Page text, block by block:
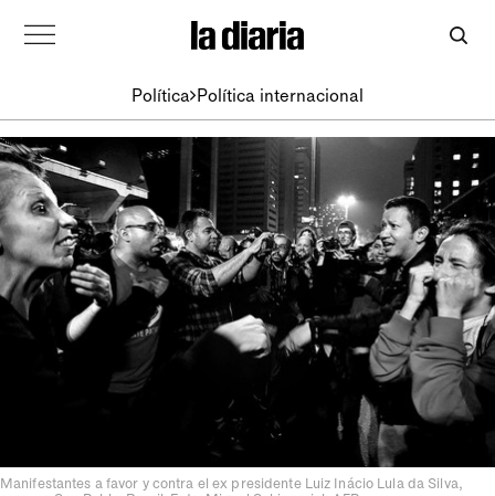
Política Política internacional
Manifestantes a favor y contra el ex presidente Luiz Inácio Lula da Silva,